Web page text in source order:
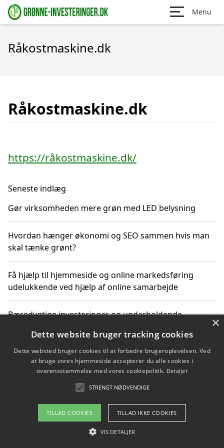
Menu
Råkostmaskine.dk
Råkostmaskine.dk
https://råkostmaskine.dk/
Seneste indlæg
Gør virksomheden mere grøn med LED belysning
Hvordan hænger økonomi og SEO sammen hvis man
skal tænke grønt?
Få hjælp til hjemmeside og online markedsføring
udelukkende ved hjælp af online samarbejde
Bæredygtige investeringer og underholdende
Sådan kan online møder for virksomheder fremme
grønne investeringer
Copyright 2026 - Pilanto Aps
Om / kontakt
×
Dette website bruger tracking cookies
Dette websted bruger cookies til at forbedre brugeroplevelsen. Ved
at bruge vores hjemmeside accepterer du alle cookies i
overensstemmelse med vores cookiepolitik. Detaljer
STRENGT NØDVENDIGE
TILLAD COOKIES TILLAD IKKE COOKIES
VIS DETALJER